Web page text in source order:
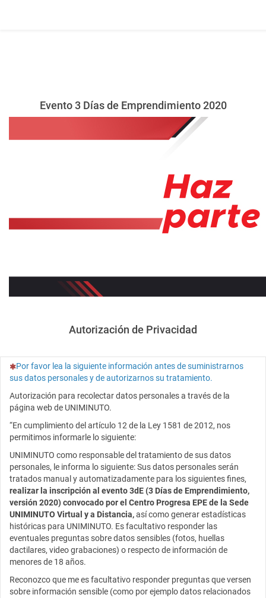
Evento 3 Días de Emprendimiento 2020
Autorización de Privacidad
(Esta pregunta es obligatoria)
Por favor lea la siguiente información antes de suministrarnos
sus datos personales y de autorizarnos su tratamiento.
Autorización para recolectar datos personales a través de la
página web de UNIMINUTO.
“En cumplimiento del artículo 12 de la Ley 1581 de 2012, nos
permitimos informarle lo siguiente:
UNIMINUTO como responsable del tratamiento de sus datos
personales, le informa lo siguiente: Sus datos personales serán
tratados manual y automatizadamente para los siguientes fines,
realizar la inscripción al evento 3dE (3 Días de Emprendimiento,
versión 2020) convocado por el Centro Progresa EPE de la Sede
UNIMINUTO Virtual y a Distancia,así como generar estadísticas
históricas para UNIMINUTO. Es facultativo responder las
eventuales preguntas sobre datos sensibles (fotos, huellas
dactilares, video grabaciones) o respecto de información de
menores de 18 años.
Reconozco que me es facultativo responder preguntas que versen
sobre información sensible (como por ejemplo datos relacionados